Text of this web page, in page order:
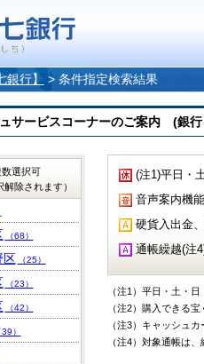
銀行】 > 条件指定検索結果
サービスコーナーのご案内 (銀
(注1)平日・
音声案内機
硬貨入出金
通帳繰越(注
（注1）平日・土・
（注2）購入できる
（注3）キャッシュ
（注4）対象通帳は
選択可
解除されます）
（68）
区 （25）
（23）
（42）
39）